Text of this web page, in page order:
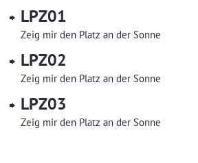
LPZ01
Zeig mir den Platz an der Sonne
LPZ02
Zeig mir den Platz an der Sonne
LPZ03
Zeig mir den Platz an der Sonne